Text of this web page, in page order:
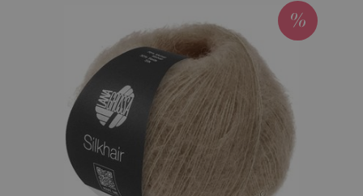
025-coñac | EAN: 4033493110815
026-fango | EAN: 4033493110822
027-azul noche | EAN: 4033493110839
028-zarzamora | EAN: 4033493110846
032-neón verde | EAN: 4033493110884
034-salmón | EAN: 4033493117661
035-taupe | EAN: 4033493117678
036-lila | EAN: 4033493117685